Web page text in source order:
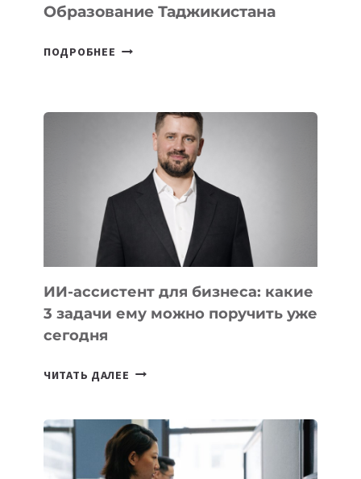
Образование Таджикистана
ПОДРОБНЕЕ
КОТОРЫЕ
РАЗВИВАЮТ
ТЕХНОЛОГИЧЕСКОЕ
ОБРАЗОВАНИЕ
ТАДЖИКИСТАНА
ИИ-ассистент для бизнеса: какие
3 задачи ему можно поручить уже
сегодня
ЧИТАТЬ ДАЛЕЕ ИИ-
БИЗНЕСА:
КАКИЕ
3